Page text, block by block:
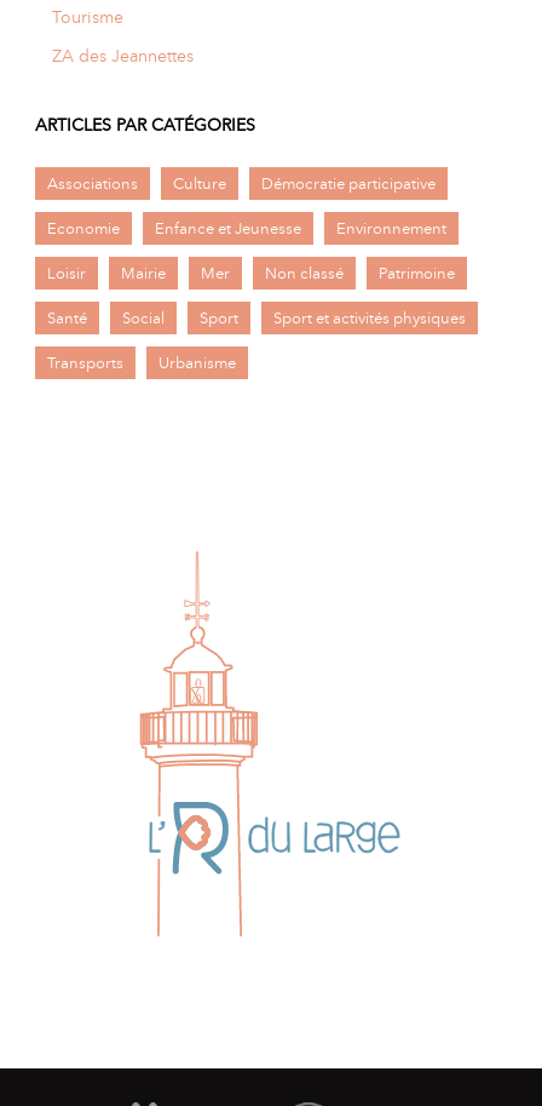
Tourisme
ZA des Jeannettes
ARTICLES PAR CATÉGORIES
Associations Culture Démocratie participative
Economie Enfance et Jeunesse Environnement
Loisir Mairie Mer Non classé Patrimoine
Santé Social Sport Sport et activités physiques
Transports Urbanisme